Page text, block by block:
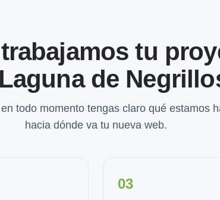
tu
de
todo momento tengas claro qué estamos
hacia dónde va tu nueva web.
03